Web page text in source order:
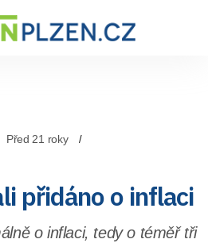
Před 21 roky
přidáno o inflaci
o inflaci, tedy o téměř tři